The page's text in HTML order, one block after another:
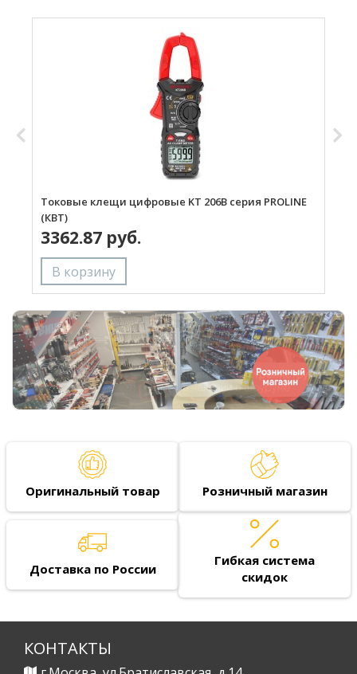
Токовые клещи цифровые KT 206B серия PROLINE
(КВТ)
3362.87 руб.
Оригинальный товар Розничный магазин
Доставка по России
Гибкая система
скидок
КОНТАКТЫ